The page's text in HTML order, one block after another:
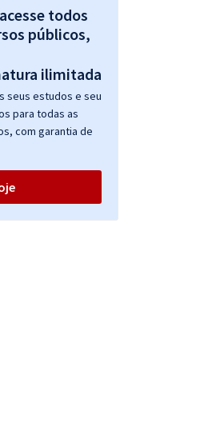
todos
públicos,
seus estudos e seu
para todas as
com garantia de